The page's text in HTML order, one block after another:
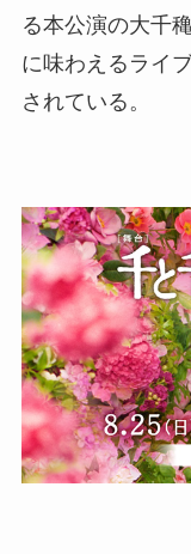
る本公演の大千
に味わえるライ
されている。